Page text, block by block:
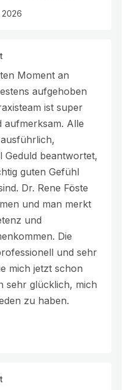
2026
Moment an
aufgehoben
ist super
Alle
Geduld beantwortet,
guten Gefühl
Dr. Rene Föste
und man merkt
und
Die
und sehr
mich jetzt schon
sehr glücklich, mich
zu haben.